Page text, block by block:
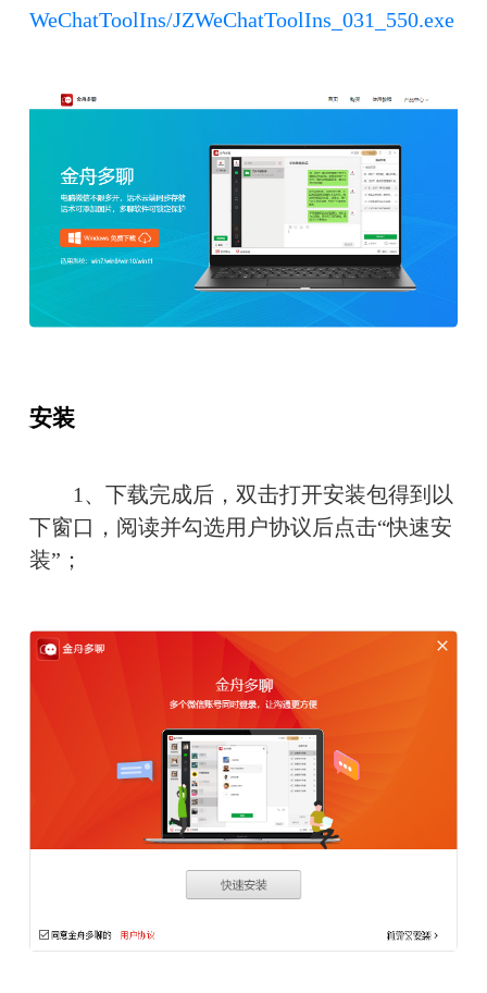
WeChatToolIns/JZWeChatToolIns_031_550.exe
安装
1、下载完成后，双击打开安装包得到以
下窗口，阅读并勾选用户协议后点击“快速安
装”；